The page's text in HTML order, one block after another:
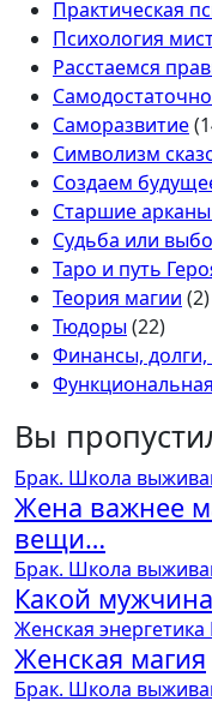
Практическая
Психология
Расстаемся
Саморазвитие
Символизм
Создаем
Старшие
Судьба или
Таро и путь
Теория магии (2)
Тюдоры(22)
Финансы,
Вы
Брак. Школа
Жена важнее
вещи…
Брак. Школа
Какой
Женская энергетика
Женская магия
Брак. Школа